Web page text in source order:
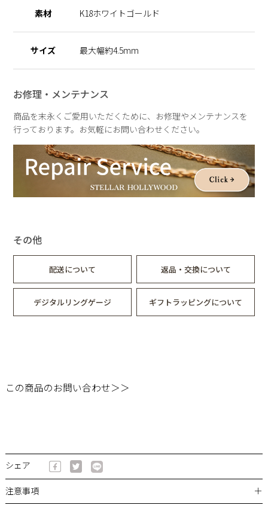
素材 K18ホワイトゴールド
サイズ 最大幅約4.5mm
お修理・メンテナンス
商品を末永くご愛用いただくために、お修理やメンテナンスを
行っております。お気軽にお問い合わせください。
その他
配送について 返品・交換について
デジタルリングゲージ ギフトラッピングについて
この商品のお問い合わせ＞＞
シェア
注意事項 ＋